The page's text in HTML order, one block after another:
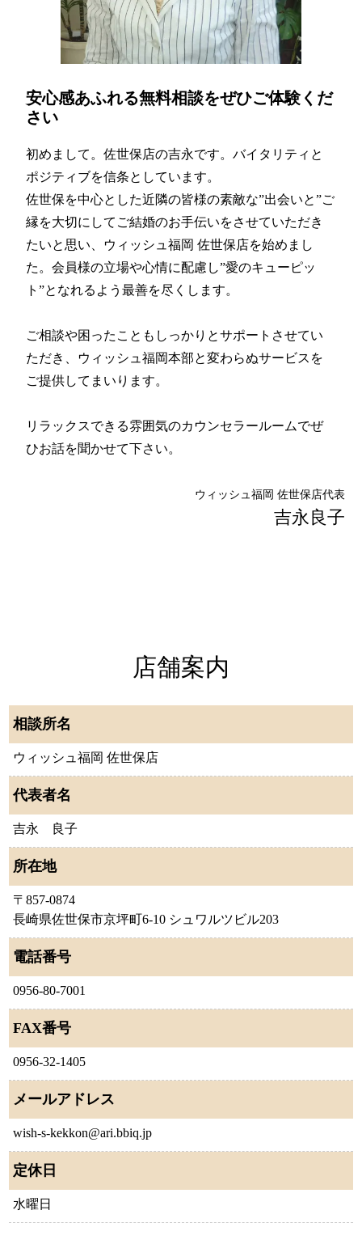
安心感あふれる無料相談をぜひご体験くだ
さい
初めまして。佐世保店の吉永です。バイタリティと
ポジティブを信条としています。
佐世保を中心とした近隣の皆様の素敵な”出会いと”ご
縁を大切にしてご結婚のお手伝いをさせていただき
たいと思い、ウィッシュ福岡 佐世保店を始めまし
た。会員様の立場や心情に配慮し”愛のキューピッ
ト”となれるよう最善を尽くします。
ご相談や困ったこともしっかりとサポートさせてい
ただき、ウィッシュ福岡本部と変わらぬサービスを
ご提供してまいります。
リラックスできる雰囲気のカウンセラールームでぜ
ひお話を聞かせて下さい。
ウィッシュ福岡 佐世保店代表
吉永良子
店舗案内
相談所名
ウィッシュ福岡 佐世保店
代表者名
吉永 良子
所在地
〒857-0874
長崎県佐世保市京坪町6-10 シュワルツビル203
電話番号
0956-80-7001
FAX番号
0956-32-1405
メールアドレス
wish-s-kekkon@ari.bbiq.jp
定休日
水曜日